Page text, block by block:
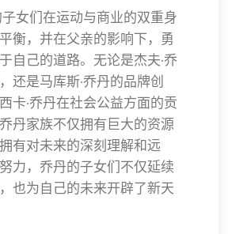
子女们在运动与商业的双重身
衡，并在父亲的影响下，勇
自己的道路。无论是杰夫·乔
还是马库斯·乔丹的品牌创
卡·乔丹在社会公益方面的贡
丹家族不仅拥有巨大的资源
有对未来的深刻理解和远
力，乔丹的子女们不仅延续
也为自己的未来开辟了新天